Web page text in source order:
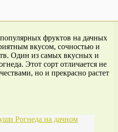
фруктов на дачных
вкусом, сочностью и
Один из самых вкусных и
Этот сорт отличается не
но и прекрасно растет
Рогнеда на дачном